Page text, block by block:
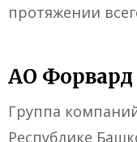
протяжении
АО Форвард
Группа
Республике